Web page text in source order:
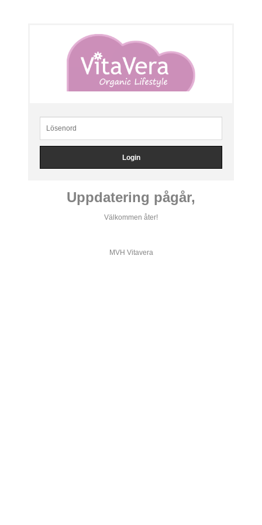
Uppdatering pågår,
Välkommen åter!
MVH Vitavera